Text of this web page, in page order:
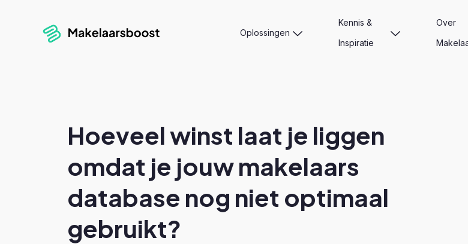
Oplossingen
Kennis &
Inspiratie
Over
Hoeveel winst laat je liggen
omdat je jouw makelaars
database nog niet optimaal
gebruikt?